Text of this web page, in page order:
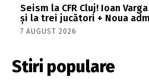
Seism la CFR Cluj! Ioan
și la trei jucători + Noua
7 AUGUST 2026
Stiri populare